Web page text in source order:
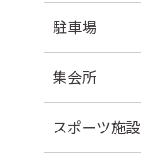
駐車場
集会所
スポーツ施設